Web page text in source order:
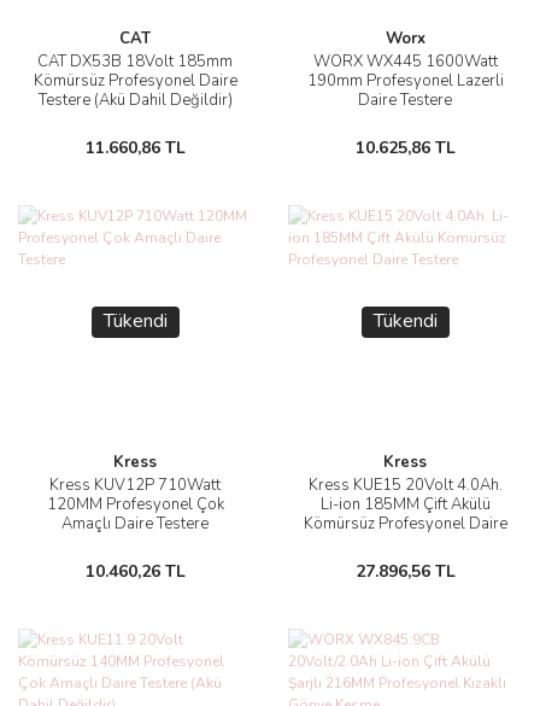
CAT
CAT DX53B 18Volt 185mm
Kömürsüz Profesyonel Daire
Testere (Akü Dahil Değildir)
11.660,86 TL
Worx
WORX WX445 1600Watt
190mm Profesyonel Lazerli
Daire Testere
10.625,86 TL
Tükendi
Kress
Kress KUV12P 710Watt
120MM Profesyonel Çok
Amaçlı Daire Testere
10.460,26 TL
Tükendi
Kress
Kress KUE15 20Volt 4.0Ah.
Li-ion 185MM Çift Akülü
Kömürsüz Profesyonel Daire
27.896,56 TL